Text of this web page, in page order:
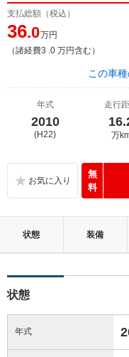
支払総額（税込）
36.0万円
（諸経費3 .0 万円含む）
この車
年式
2010
(H22)
走行
万
無
料
状態 装備
状態
年式